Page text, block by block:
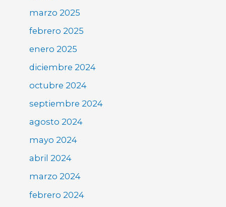
marzo 2025
febrero 2025
enero 2025
diciembre 2024
octubre 2024
septiembre 2024
agosto 2024
mayo 2024
abril 2024
marzo 2024
febrero 2024